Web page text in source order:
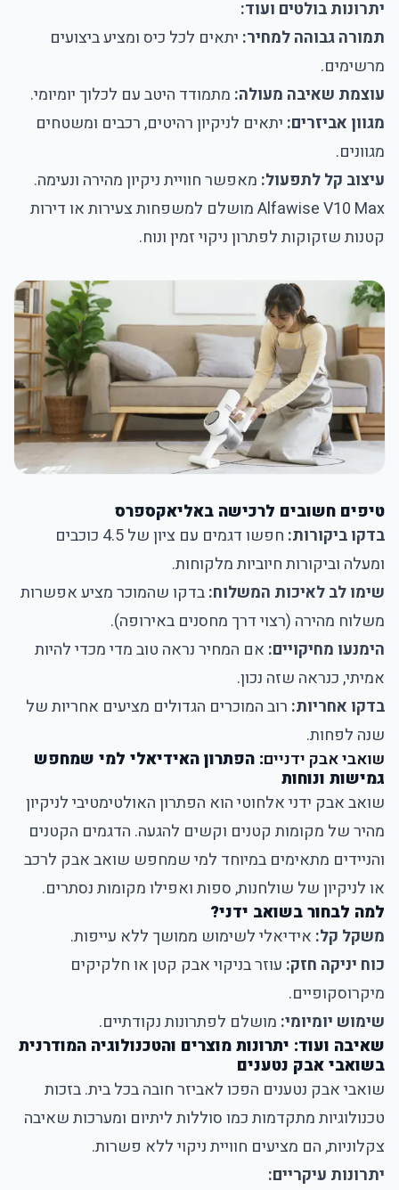
יתרונות בולטים ועוד:
תמורה גבוהה למחיר: יתאים לכל כיס ומציע ביצועים
מרשימים.
עוצמת שאיבה מעולה: מתמודד היטב עם לכלוך יומיומי.
מגוון אביזרים: יתאים לניקיון רהיטים, רכבים ומשטחים
מגוונים.
עיצוב קל לתפעול: מאפשר חוויית ניקיון מהירה ונעימה.
Alfawise V10 Max מושלם למשפחות צעירות או דירות
קטנות שזקוקות לפתרון ניקוי זמין ונוח.
טיפים חשובים לרכישה באליאקספרס
בדקו ביקורות:
חפשו דגמים עם ציון של 4.5 כוכבים
ומעלה וביקורות חיוביות מלקוחות.
שימו לב לאיכות המשלוח:בדקו שהמוכר מציע אפשרות
משלוח מהירה (רצוי דרך מחסנים באירופה).
הימנעו מחיקויים: אם המחיר נראה טוב מדי מכדי להיות
אמיתי, כנראה שזה נכון.
בדקו אחריות: רוב המוכרים הגדולים מציעים אחריות של
שנה לפחות.
שואבי אבק ידניים: הפתרון האידיאלי למי שמחפש
גמישות ונוחות
שואב אבק ידני אלחוטי הוא הפתרון האולטימטיבי לניקיון
מהיר של מקומות קטנים וקשים להגעה. הדגמים הקטנים
והניידים מתאימים במיוחד למי שמחפש שואב אבק לרכב
או לניקיון של שולחנות, ספות ואפילו מקומות נסתרים.
למה לבחור בשואב ידני?
משקל קל: אידיאלי לשימוש ממושך ללא עייפות.
כוח יניקה חזק: עוזר בניקוי אבק קטן או חלקיקים
מיקרוסקופיים.
שימוש יומיומי: מושלם לפתרונות נקודתיים.
שאיבה ועוד: יתרונות מוצרים והטכנולוגיה המודרנית
בשואבי אבק נטענים
שואבי אבק נטענים הפכו לאביזר חובה בכל בית. בזכות
טכנולוגיות מתקדמות כמו סוללות ליתיום ומערכות שאיבה
צקלוניות, הם מציעים חוויית ניקוי ללא פשרות.
יתרונות עיקריים: